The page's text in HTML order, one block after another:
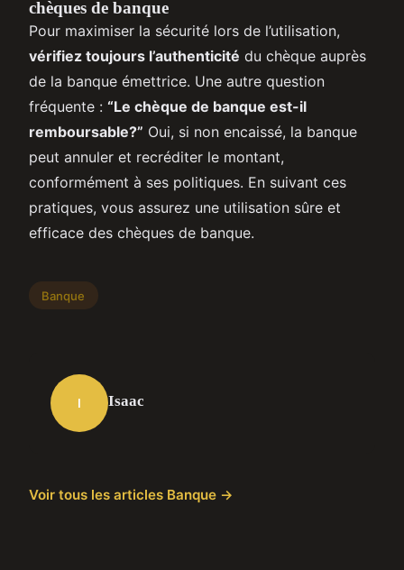
chèques de banque
Pour maximiser la sécurité lors de l’utilisation,
vérifiez toujours l’authenticité du chèque auprès
de la banque émettrice. Une autre question
fréquente : “Le chèque de banque est-il
remboursable?” Oui, si non encaissé, la banque
peut annuler et recréditer le montant,
conformément à ses politiques. En suivant ces
pratiques, vous assurez une utilisation sûre et
efficace des chèques de banque.
Banque
I Isaac
Voir tous les articles Banque →